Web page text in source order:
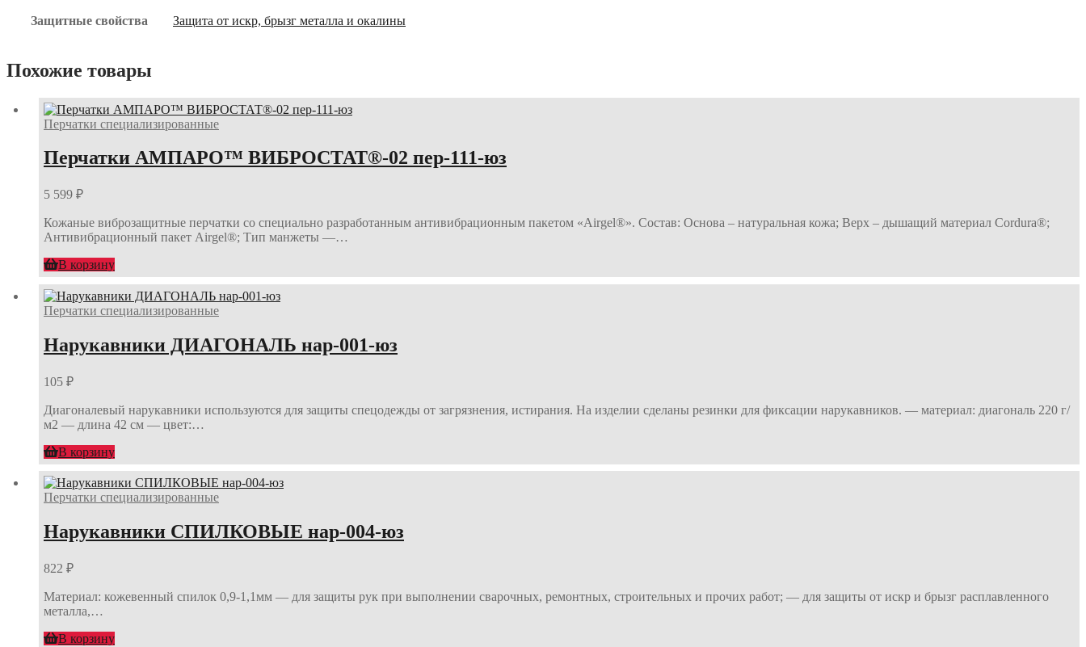
Защитные свойства Защита от искр, брызг металла и окалины
Похожие товары
Перчатки специализированные
Перчатки АМПАРО™ ВИБРОСТАТ®-02 пер-111-юз
5 599 ₽
Кожаные виброзащитные перчатки со специально разработанным антивибрационным пакетом «Airgel®». Состав: Основа – натуральная кожа; Верх – дышащий материал Cordura®;
Антивибрационный пакет Airgel®; Тип манжеты —…
В корзину
Перчатки специализированные
Нарукавники ДИАГОНАЛЬ нар-001-юз
105 ₽
Диагоналевый нарукавники используются для защиты спецодежды от загрязнения, истирания. На изделии сделаны резинки для фиксации нарукавников. — материал: диагональ 220 г/
м2 — длина 42 см — цвет:…
В корзину
Перчатки специализированные
Нарукавники СПИЛКОВЫЕ нар-004-юз
822 ₽
Материал: кожевенный спилок 0,9-1,1мм — для защиты рук при выполнении сварочных, ремонтных, строительных и прочих работ; — для защиты от искр и брызг расплавленного
металла,…
В корзину